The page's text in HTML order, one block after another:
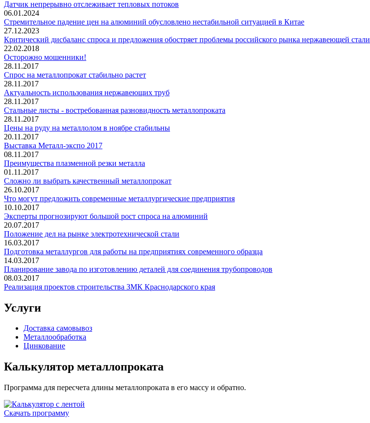
Датчик непрерывно отслеживает тепловых потоков
06.01.2024
Стремительное падение цен на алюминий обусловлено нестабильной ситуацией в Китае
27.12.2023
Критический дисбаланс спроса и предложения обостряет проблемы российского рынка нержавеющей стали
22.02.2018
Осторожно мошенники!
28.11.2017
Спрос на металлопрокат стабильно растет
28.11.2017
Актуальность использования нержавеющих труб
28.11.2017
Стальные листы - востребованная разновидность металлопроката
28.11.2017
Цены на руду на металлолом в ноябре стабильны
20.11.2017
Выставка Металл-экспо 2017
08.11.2017
Преимущества плазменной резки металла
01.11.2017
Сложно ли выбрать качественный металлопрокат
26.10.2017
Что могут предложить современные металлургические предприятия
10.10.2017
Эксперты прогнозируют большой рост спроса на алюминий
20.07.2017
Положение дел на рынке электротехнической стали
16.03.2017
Подготовка металлургов для работы на предприятиях современного образца
14.03.2017
Планирование завода по изготовлению деталей для соединения трубопроводов
08.03.2017
Реализация проектов строительства ЗМК Краснодарского края
Услуги
Доставка самовывоз
Металлообработка
Цинкование
Калькулятор металлопроката
Программа для пересчета длины металлопроката в его массу и обратно.
Скачать программу